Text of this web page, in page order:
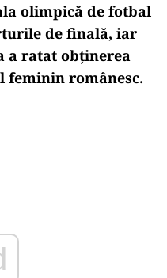
olimpică de fotbal
de finală, iar
a ratat obținerea
românesc.